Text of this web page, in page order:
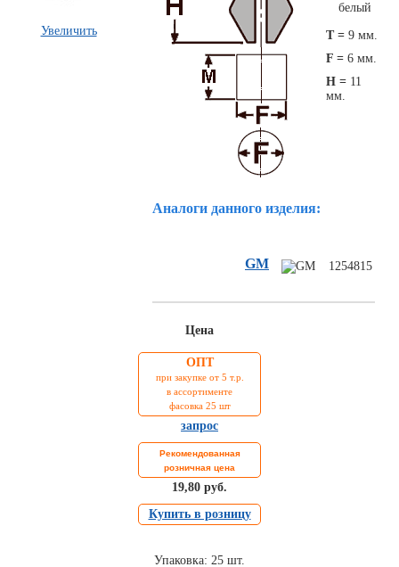
Увеличить
белый
T = 9 мм.
F = 6 мм.
H = 11
мм.
Аналоги данного изделия:
GM 1254815
Цена
ОПТ
при закупке от 5 т.р.
в ассортименте
фасовка 25 шт
запрос
Рекомендованная
розничная цена
19,80 руб.
Купить в розницу
Упаковка: 25 шт.